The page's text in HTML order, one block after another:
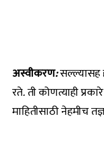
अस्वीकरण:सल्ल्यासह
रते.तीकोणत्याहीप्रकारे
माहितीसाठीनेहमीच